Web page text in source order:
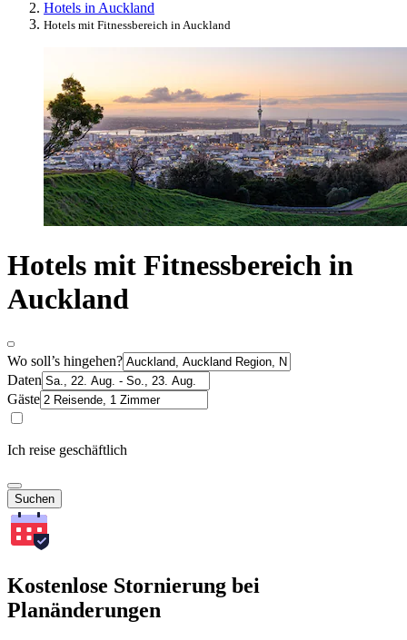
Hotels in Auckland
Hotels mit Fitnessbereich in Auckland
Hotels mit Fitnessbereich in
Auckland
Wo soll’s hingehen?
Daten
Gäste
Ich reise geschäftlich
Suchen
Kostenlose Stornierung bei
Planänderungen